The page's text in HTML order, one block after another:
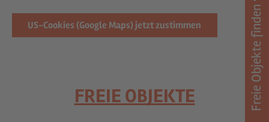
Freie Objekte finden
US-Cookies (Google Maps) jetzt zustimmen
FREIE OBJEKTE